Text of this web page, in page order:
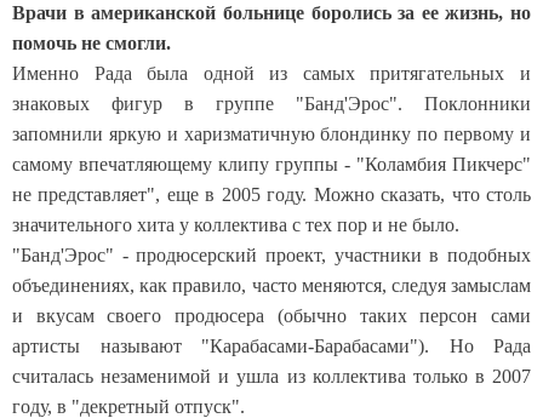
Врачи в американской больнице боролись за ее жизнь, но
помочь не смогли.
Именно Рада была одной из самых притягательных и
знаковых фигур в группе "Банд'Эрос". Поклонники
запомнили яркую и харизматичную блондинку по первому и
самому впечатляющему клипу группы - "Коламбия Пикчерс"
не представляет", еще в 2005 году. Можно сказать, что столь
значительного хита у коллектива с тех пор и не было.
"Банд'Эрос" - продюсерский проект, участники в подобных
объединениях, как правило, часто меняются, следуя замыслам
и вкусам своего продюсера (обычно таких персон сами
артисты называют "Карабасами-Барабасами"). Но Рада
считалась незаменимой и ушла из коллектива только в 2007
году, в "декретный отпуск".